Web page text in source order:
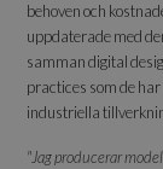
behoven och
uppdaterade med
samman digital
practices som de
industriella
"Jag producerar